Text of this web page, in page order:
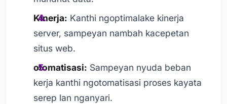
Kinerja: Kanthi ngoptimalake kinerja
server, sampeyan nambah kacepetan
situs web.
otomatisasi: Sampeyan nyuda beban
kerja kanthi ngotomatisasi proses kayata
serep lan nganyari.